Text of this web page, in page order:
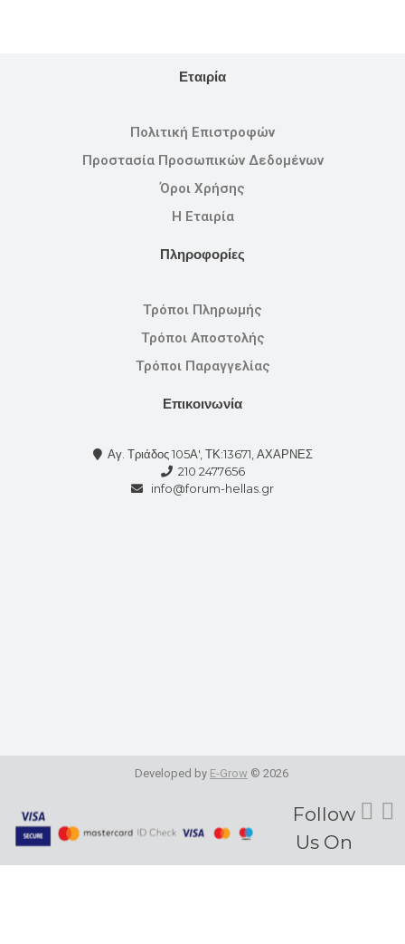
Εταιρία
Πολιτική Επιστροφών
Προστασία Προσωπικών Δεδομένων
Όροι Χρήσης
Η Εταιρία
Πληροφορίες
Τρόποι Πληρωμής
Τρόποι Αποστολής
Τρόποι Παραγγελίας
Επικοινωνία
Αγ. Τριάδος 105Α', ΤΚ:13671, ΑΧΑΡΝΕΣ
210 2477656
info@forum-hellas.gr
Developed by E-Grow © 2026
Follow
Us On